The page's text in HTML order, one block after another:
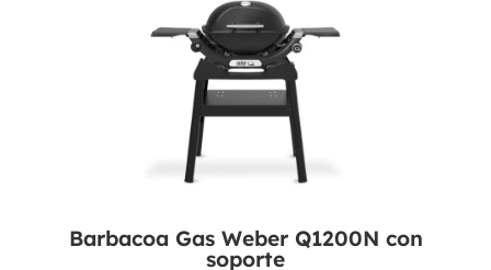
Barbacoa Gas Weber Q1200N con
soporte